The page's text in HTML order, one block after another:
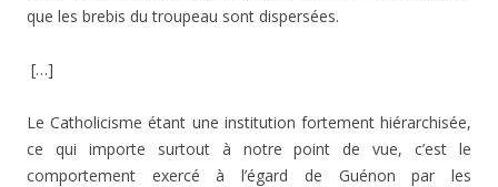
que les brebis du troupeau sont dispersées.
[…]
Le Catholicisme étant une institution fortement hiérarchisée,
ce qui importe surtout à notre point de vue, c’est le
comportement exercé à l’égard de Guénon par les